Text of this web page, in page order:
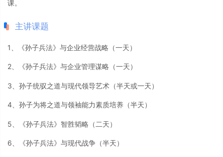
课。
主讲课题
1、《孙子兵法》与企业经营战略（一天）
2、《孙子兵法》与企业管理谋略（一天）
3、孙子统驭之道与现代领导艺术（半天或一天）
4、孙子为将之道与领袖能力素质培养（半天）
5、《孙子兵法》智胜韬略（二天）
6、《孙子兵法》与现代战争（半天）